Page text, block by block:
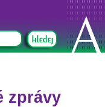
zprávy